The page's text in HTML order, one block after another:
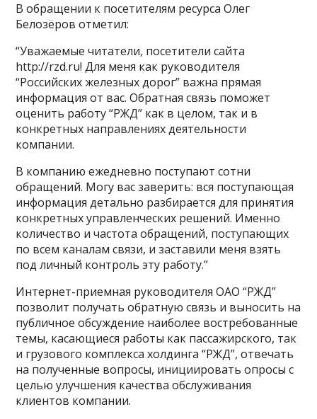
В обращении к посетителям ресурса Олег
Белозёров отметил:
“Уважаемые читатели, посетители сайта
http://rzd.ru! Для меня как руководителя
“Российских железных дорог” важна прямая
информация от вас. Обратная связь поможет
оценить работу “РЖД” как в целом, так и в
конкретных направлениях деятельности
компании.
В компанию ежедневно поступают сотни
обращений. Могу вас заверить: вся поступающая
информация детально разбирается для принятия
конкретных управленческих решений. Именно
количество и частота обращений, поступающих
по всем каналам связи, и заставили меня взять
под личный контроль эту работу.”
Интернет-приемная руководителя ОАО “РЖД”
позволит получать обратную связь и выносить на
публичное обсуждение наиболее востребованные
темы, касающиеся работы как пассажирского, так
и грузового комплекса холдинга “РЖД”, отвечать
на полученные вопросы, инициировать опросы с
целью улучшения качества обслуживания
клиентов компании.